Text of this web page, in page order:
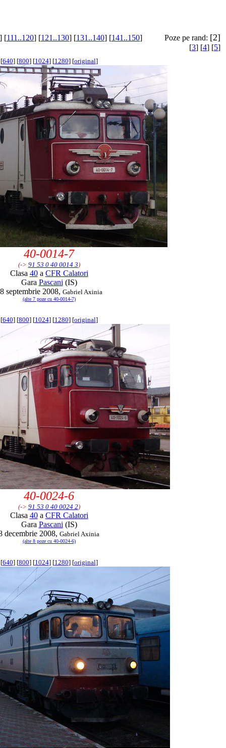
] [111..120] [121..130] [131..140] [141..150] Poze pe rand: [2]
[3] [4] [5]
[640] [800] [1024] [1280] [original]
40-0014-7
(-> 91 53 0 40 0014 3)
Clasa 40a CFR Calatori
Gara Pascani (IS)
septembrie 2008, Gabriel Axinia
(alte 7 poze cu 40-0014-7)
[640] [800] [1024] [1280] [original]
40-0024-6
(-> 91 53 0 40 0024 2)
Clasa 40a CFR Calatori
Gara Pascani (IS)
decembrie 2008, Gabriel Axinia
(alte 8 poze cu 40-0024-6)
[640] [800] [1024] [1280] [original]